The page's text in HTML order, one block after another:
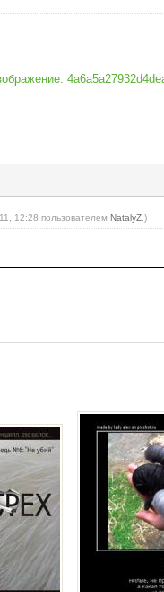
12:28 пользователемNatalyZ .)